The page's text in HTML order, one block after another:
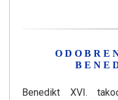
Benedikt XVI.